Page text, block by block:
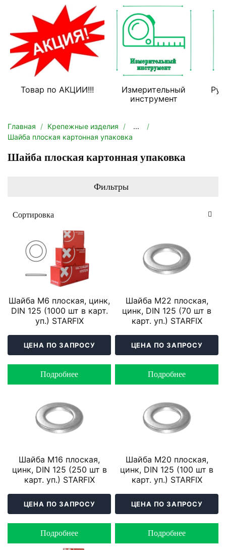
Товар по АКЦИИ!!!
Измерительный
инструмент
Главная Крепежные изделия
...
Шайба плоская картонная упаковка
Шайба плоская картонная упаковка
Фильтры
Шайба М6 плоская, цинк,
DIN 125 (1000 шт в карт.
уп.) STARFIX
ЦЕНА ПО ЗАПРОСУ
Подробнее
Шайба М22 плоская,
цинк, DIN 125 (70 шт в
карт. уп.) STARFIX
ЦЕНА ПО ЗАПРОСУ
Подробнее
Шайба М16 плоская,
цинк, DIN 125 (250 шт в
карт. уп.) STARFIX
ЦЕНА ПО ЗАПРОСУ
Подробнее
Шайба М20 плоская,
цинк, DIN 125 (100 шт в
карт. уп.) STARFIX
ЦЕНА ПО ЗАПРОСУ
Подробнее